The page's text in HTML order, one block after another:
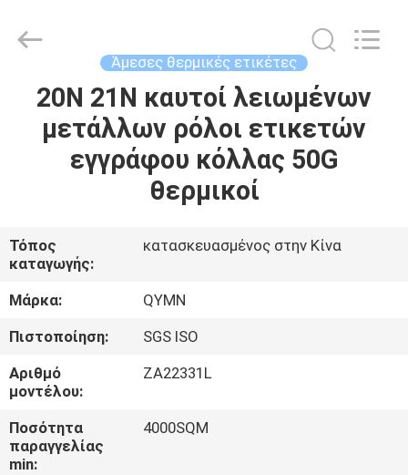
ΣΠΊΤΙ
ΠΡΟΪΌΝΤΑ
ΕΜΕΊΣ
ΓΎΡΟΣ
ΕΡΓΟΣΤΑΣΊΩΝ
ΠΟΙΟΤΙΚΌΣ
ΈΛΕΓΧΟΣ
Άμεσες θερμικές ετικέτες
20N 21N καυτοί λειωμένων
μετάλλων ρόλοι ετικετών
εγγράφου κόλλας 50G
θερμικοί
Τόπος
καταγωγής:
κατασκευασμένος στην Κίνα
Μάρκα:
QYMN
Πιστοποίηση:
SGS ISO
Αριθμό
μοντέλου:
ZA22331L
Ποσότητα
παραγγελίας
min:
4000SQM